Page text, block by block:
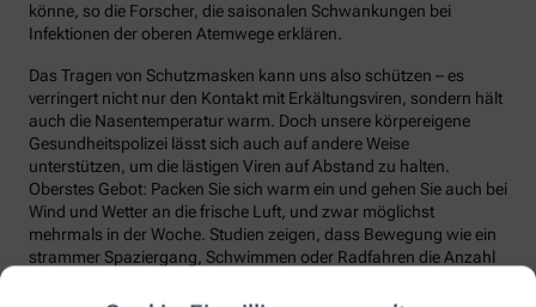
könne, so die Forscher, die saisonalen Schwankungen bei
Infektionen der oberen Atemwege erklären.
Das Tragen von Schutzmasken kann uns also schützen – es
verringert nicht nur den Kontakt mit Erkältungsviren, sondern hält
auch die Nasentemperatur warm. Doch unsere körpereigene
Gesundheitspolizei lässt sich auch auf andere Weise
unterstützen, um die lästigen Viren auf Abstand zu halten.
Oberstes Gebot: Packen Sie sich warm ein und gehen Sie auch bei
Wind und Wetter an die frische Luft, und zwar möglichst
mehrmals in der Woche. Studien zeigen, dass Bewegung wie ein
strammer Spaziergang, Schwimmen oder Radfahren die Anzahl
Regelmäßige Bewegung sorgt auch dafür, dass Fremdstoffe über